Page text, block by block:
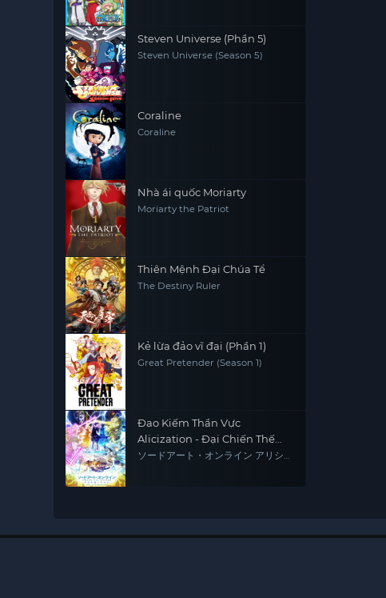
Steven Universe (Phần 5)
Steven Universe (Season 5)
Coraline
Coraline
Nhà ái quốc Moriarty
Moriarty the Patriot
Thiên Mệnh Đại Chúa Tể
The Destiny Ruler
Kẻ lừa đảo vĩ đại (Phần 1)
Great Pretender (Season 1)
Đao Kiếm Thần Vực
Alicization - Đại Chiến Thế
Giới Ngầm Mùa Cuối
ソードアート・オンライン アリシゼ